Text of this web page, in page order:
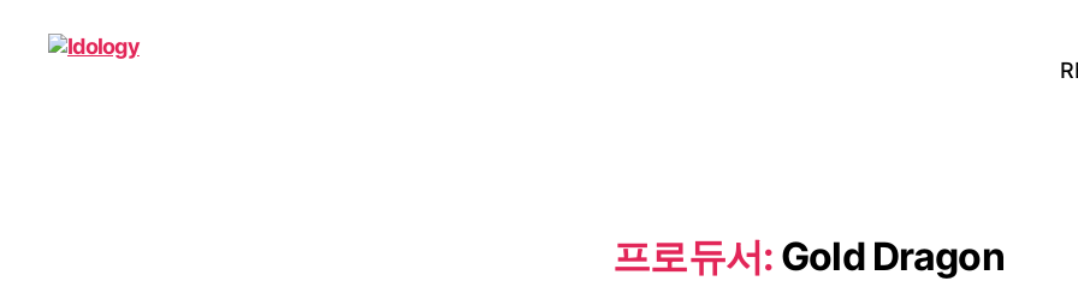
프로듀서: Gold Dragon